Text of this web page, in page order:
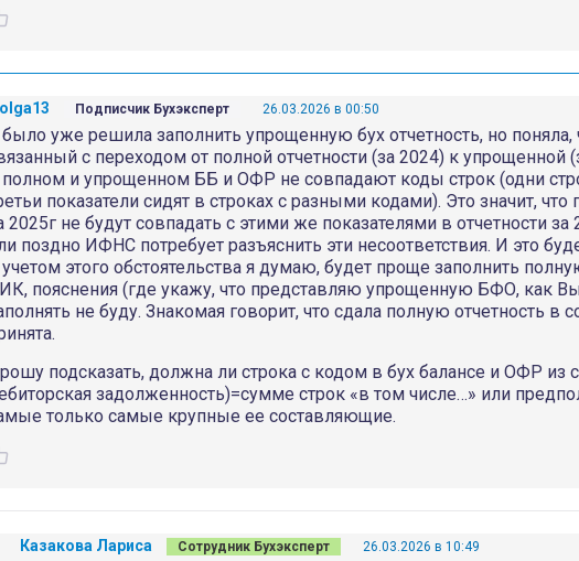
Подписчик Бухэксперт 26.03.2026 в 00:50
уже решила заполнить упрощенную бух отчетность, но
с переходом от полной отчетности (за 2024) к упрощенной
и упрощенном ББ и ОФР не совпадают коды строк (одни
показатели сидят в строках с разными кодами). Это значит,
2025г не будут совпадать с этими же показателями в отчетности
поздно ИФНС потребует разъяснить эти несоответствия. И это
этого обстоятельства я думаю, будет проще заполнить
пояснения (где укажу, что представляю упрощенную БФО, как
не буду. Знакомая говорит, что сдала полную отчетность
подсказать, должна ли строка с кодом в бух балансе и ОФР из
задолженность)=сумме строк «в том числе…» или
только самые крупные ее составляющие.
Казакова Лариса Сотрудник Бухэксперт 26.03.2026 в 10:49